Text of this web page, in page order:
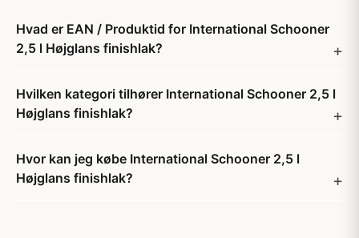
Hvad er EAN / Produktid for International Schooner
2,5 l Højglans finishlak?
Hvilken kategori tilhører International Schooner 2,5 l
Højglans finishlak?
Hvor kan jeg købe International Schooner 2,5 l
Højglans finishlak?